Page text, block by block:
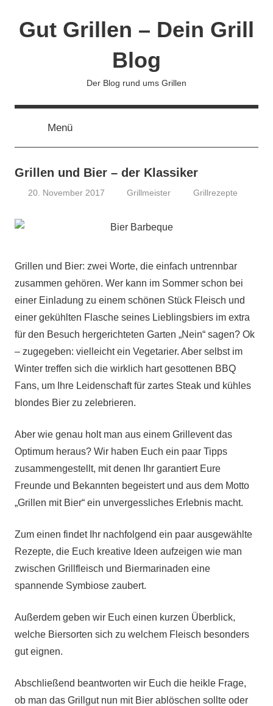
InhaltGut Grillen – Dein Grill
Blog
Der Blog rund ums Grillen
Menü
Grillen und Bier – der Klassiker
20. November 2017 Grillmeister Grillrezepte
Grillen und Bier: zwei Worte, die einfach untrennbar
zusammen gehören. Wer kann im Sommer schon bei
einer Einladung zu einem schönen Stück Fleisch und
einer gekühlten Flasche seines Lieblingsbiers im extra
für den Besuch hergerichteten Garten „Nein“ sagen? Ok
– zugegeben: vielleicht ein Vegetarier. Aber selbst im
Winter treffen sich die wirklich hart gesottenen BBQ
Fans, um Ihre Leidenschaft für zartes Steak und kühles
blondes Bier zu zelebrieren.
Aber wie genau holt man aus einem Grillevent das
Optimum heraus? Wir haben Euch ein paar Tipps
zusammengestellt, mit denen Ihr garantiert Eure
Freunde und Bekannten begeistert und aus dem Motto
„Grillen mit Bier“ ein unvergessliches Erlebnis macht.
Zum einen findet Ihr nachfolgend ein paar ausgewählte
Rezepte, die Euch kreative Ideen aufzeigen wie man
zwischen Grillfleisch und Biermarinaden eine
spannende Symbiose zaubert.
Außerdem geben wir Euch einen kurzen Überblick,
welche Biersorten sich zu welchem Fleisch besonders
gut eignen.
Abschließend beantworten wir Euch die heikle Frage,
ob man das Grillgut nun mit Bier ablöschen sollte oder